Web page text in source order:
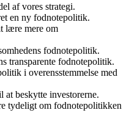
af vores strategi.
en ny fodnotepolitik.
lære mere om
fodnotepolitik.
transparente fodnotepolitik.
i overensstemmelse med
at beskytte investorerne.
tydeligt om fodnotepolitikken